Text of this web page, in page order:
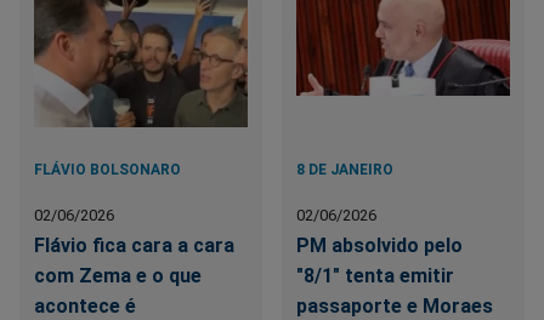
FLÁVIO BOLSONARO
02/06/2026
Flávio fica cara a cara
com Zema e o que
acontece é
8 DE JANEIRO
02/06/2026
PM absolvido pelo
"8/1" tenta emitir
passaporte e Moraes